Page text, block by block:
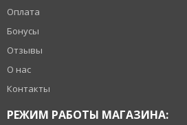
Оплата
Бонусы
Отзывы
О нас
Контакты
РЕЖИМ РАБОТЫ МАГАЗИНА: